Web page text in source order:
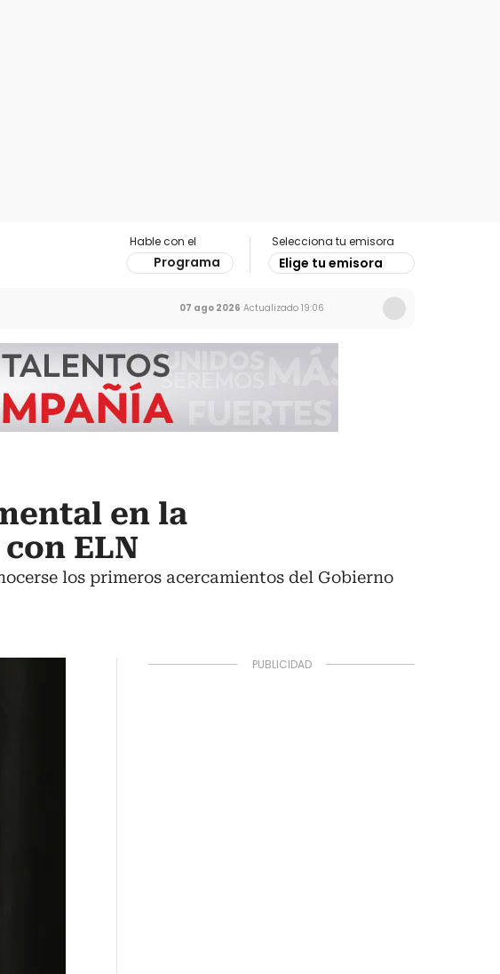
Hable con el
Programa
Selecciona tu emisora
Elige tu emisora
07 ago 2026 Actualizado 19:06
en la
ELN
los primeros acercamientos del Gobierno